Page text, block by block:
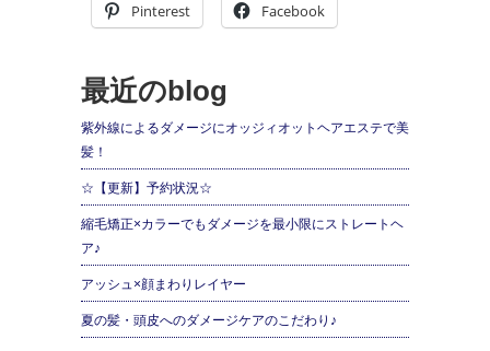
Pinterest Facebook
最近のblog
紫外線によるダメージにオッジィオットヘアエステで美
髪！
☆【更新】予約状況☆
縮毛矯正×カラーでもダメージを最小限にストレートヘ
ア♪
アッシュ×顔まわりレイヤー
夏の髪・頭皮へのダメージケアのこだわり♪